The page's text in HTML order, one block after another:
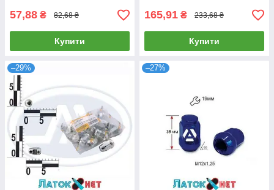
57,88 ₴ 82,68 ₴
Купити
165,91 ₴ 233,68 ₴
Купити
–29% –27%